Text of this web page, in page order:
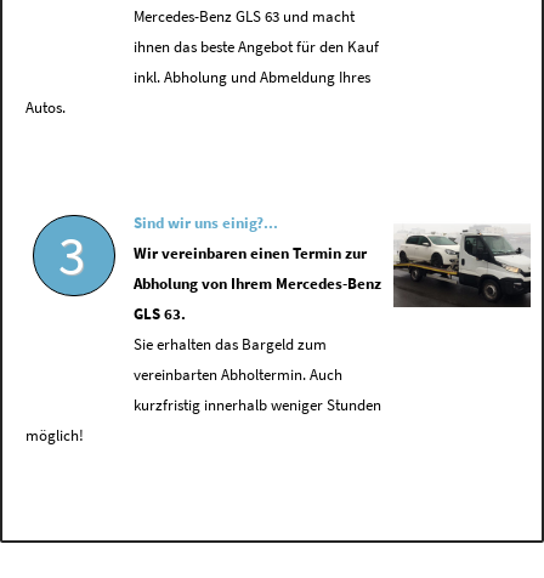
Mercedes-Benz GLS 63 und macht
ihnen das beste Angebot für den Kauf
inkl. Abholung und Abmeldung Ihres
Autos.
3
Sind wir uns einig?...
Wir vereinbaren einen Termin zur
Abholung von Ihrem Mercedes-Benz
GLS 63.
Sie erhalten das Bargeld zum
vereinbarten Abholtermin. Auch
kurzfristig innerhalb weniger Stunden
möglich!